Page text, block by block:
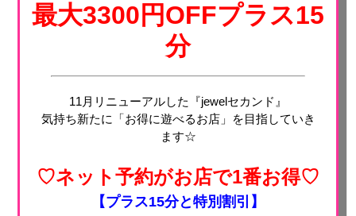
最大3300円OFFプラス15
分
11月リニューアルした『jewelセカンド』
気持ち新たに「お得に遊べるお店」を目指していき
ます☆
♡ネット予約がお店で1番お得♡
【プラス15分と特別割引】